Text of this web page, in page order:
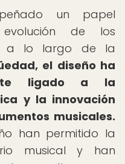
un papel
de los
a lo largo de la
el diseño ha
ligado a la
y la innovación
musicales.
han permitido la
musical y han